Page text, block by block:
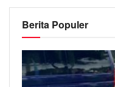
Berita Populer